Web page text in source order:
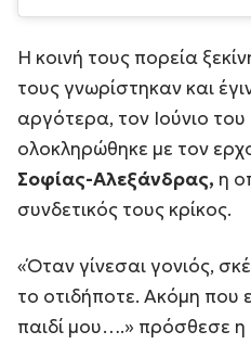
Η κοινή τους πορεία
τους γνωρίστηκαν και
αργότερα, τον Ιούνιο
ολοκληρώθηκε με τον
Σοφίας-Αλεξάνδρας, η
συνδετικός τους κρίκος.
«Όταν γίνεσαι γονιός,
το οτιδήποτε. Ακόμη που
παιδί μου….» πρόσθεσε η